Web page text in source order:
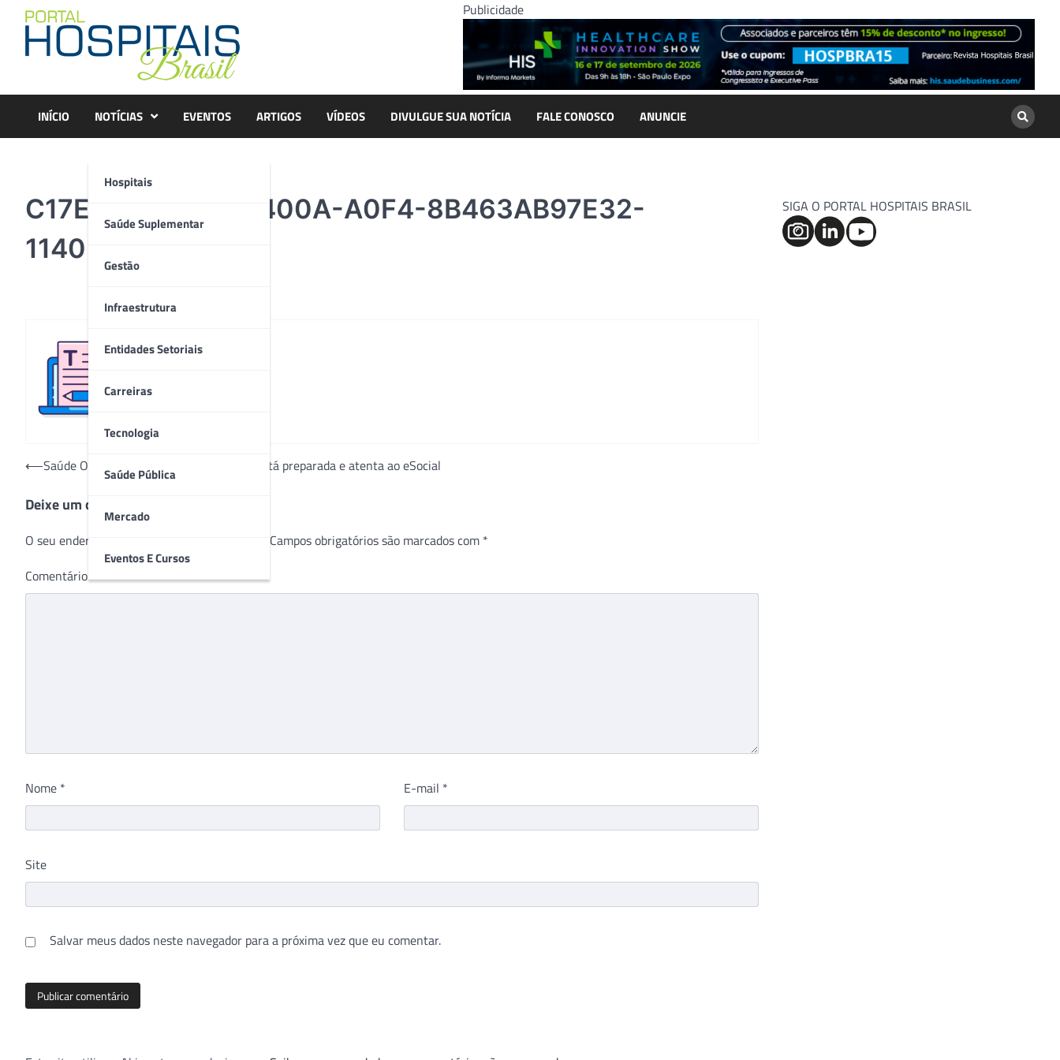
content
Publicidade
INÍCIO NOTÍCIAS
Hospitais
Saúde Suplementar
Gestão
Infraestrutura
Entidades Setoriais
Carreiras
Tecnologia
Saúde Pública
Mercado
Eventos E Cursos
EVENTOS ARTIGOS VÍDEOS DIVULGUE SUA NOTÍCIA FALE CONOSCO ANUNCIE
C17E0ADD-78EC-400A-A0F4-8B463AB97E32-
1140×641
Navegação
Post
⟵Saúde Ocupacional da Unimed Chapecó está preparada e atenta ao eSocial
Deixe um comentário
O seu endereço de e-mail não será publicado. Campos obrigatórios são marcados com *
Comentário*
Nome * E-mail *
Site
Salvar meus dados neste navegador para a próxima vez que eu comentar.
SIGA O PORTAL HOSPITAIS BRASIL